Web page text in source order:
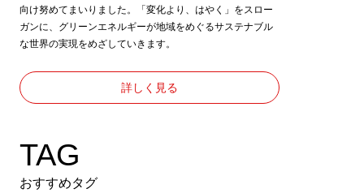
向け努めてまいりました。「変化より、はやく」をスロー
ガンに、グリーンエネルギーが地域をめぐるサステナブル
な世界の実現をめざしていきます。
詳しく見る
TAG
おすすめタグ